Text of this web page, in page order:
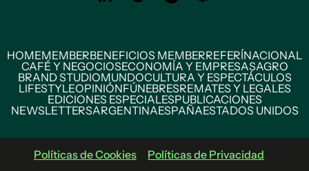
HOMEMEMBERBENEFICIOS MEMBERREFERÍNACIONAL
CAFÉ Y NEGOCIOSECONOMÍA Y EMPRESASAGRO
BRAND STUDIOMUNDOCULTURA Y ESPECTÁCULOS
LIFESTYLEOPINIÓNFÚNEBRESREMATES Y LEGALES
EDICIONES ESPECIALESPUBLICACIONES
NEWSLETTERSARGENTINAESPAÑAESTADOS UNIDOS
Políticas de Cookies Políticas de Privacidad